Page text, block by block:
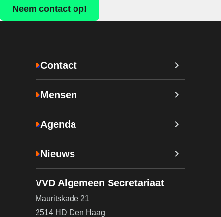
Neem contact op!
Contact
Mensen
Agenda
Nieuws
VVD Algemeen Secretariaat
Mauritskade 21
2514 HD Den Haag